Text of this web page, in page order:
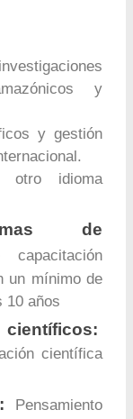
y
y gestión
otro idioma
de
un mínimo de
10 años
científica
Pensamiento